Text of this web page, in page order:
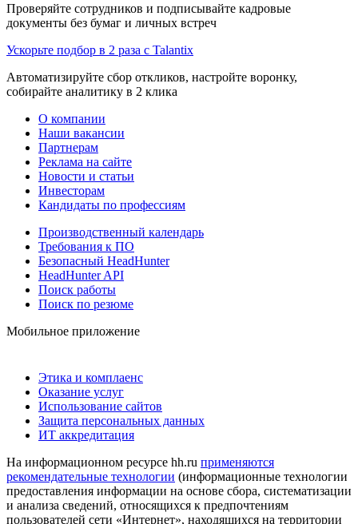
Проверяйте сотрудников и подписывайте кадровые
документы без бумаг и личных встреч
Ускорьте подбор в 2 раза с Talantix
Автоматизируйте сбор откликов, настройте воронку,
собирайте аналитику в 2 клика
О компании
Наши вакансии
Партнерам
Реклама на сайте
Новости и статьи
Инвесторам
Кандидаты по профессиям
Производственный календарь
Требования к ПО
Безопасный HeadHunter
HeadHunter API
Поиск работы
Поиск по резюме
Мобильное приложение
Этика и комплаенс
Оказание услуг
Использование сайтов
Защита персональных данных
ИТ аккредитация
На информационном ресурсе hh.ru применяются
рекомендательные технологии (информационные технологии
предоставления информации на основе сбора, систематизации
и анализа сведений, относящихся к предпочтениям
пользователей сети «Интернет», находящихся на территории